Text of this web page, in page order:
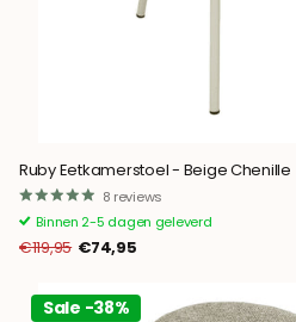
Ruby Eetkamerstoel - Beige Chenille
8 reviews
Binnen 2-5 dagen geleverd
€119,95 €74,95
Sale -38%